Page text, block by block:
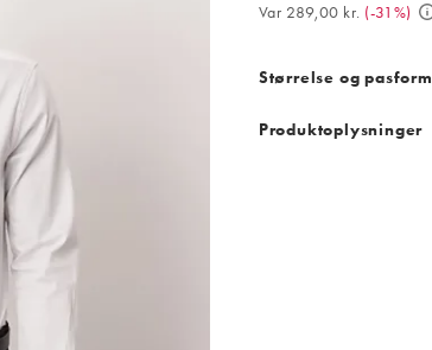
Var 289,00 kr. (-31%)
Størrelse og pasform
Produktoplysninger